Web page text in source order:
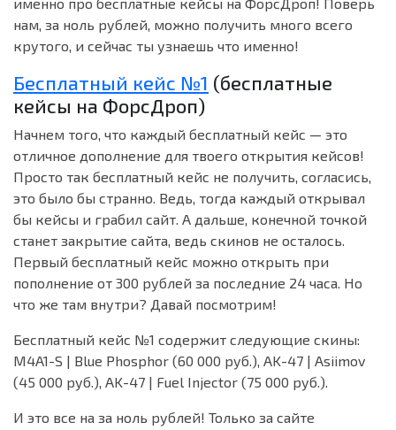
нам, за ноль рублей, можно получить много всего
крутого, и сейчас ты узнаешь что именно!
Бесплатный кейс №1 (бесплатные
кейсы на ФорсДроп)
Начнем того, что каждый бесплатный кейс — это
отличное дополнение для твоего открытия кейсов!
Просто так бесплатный кейс не получить, согласись,
это было бы странно. Ведь, тогда каждый открывал
бы кейсы и грабил сайт. А дальше, конечной точкой
станет закрытие сайта, ведь скинов не осталось.
Первый бесплатный кейс можно открыть при
пополнение от 300 рублей за последние 24 часа. Но
что же там внутри? Давай посмотрим!
Бесплатный кейс №1 содержит следующие скины:
M4A1-S | Blue Phosphor (60 000 руб.), AK-47 | Asiimov
(45 000 руб.), AK-47 | Fuel Injector (75 000 руб.).
И это все на за ноль рублей! Только за сайте